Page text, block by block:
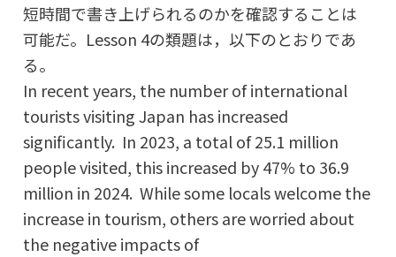
短時間で書き上げられるのかを確認することは
可能だ。Lesson 4の類題は，以下のとおりであ
る
In recent years, the number of international
tourists visiting Japan has increased
significantly. In 2023, a total of 25.1 million
people visited, this increased by 47% to 36.9
million in 2024. While some locals welcome the
increase in tourism, others are worried about
the negative impacts of